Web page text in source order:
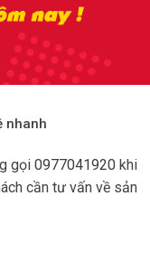
nhanh
gọi 0977041920khi
cần tư vấn về sản